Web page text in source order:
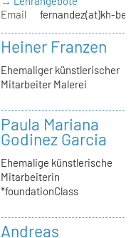
Email
fernandez(at)kh-
Heiner Franzen
Ehemaliger künstlerischer
Mitarbeiter Malerei
Paula Mariana
Godinez Garcia
Ehemalige künstlerische
Mitarbeiterin
*foundationClass
Andreas